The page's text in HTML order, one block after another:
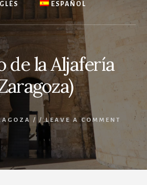
ESPAÑOL
de la Aljafería
/ /LEAVE A COMMENT